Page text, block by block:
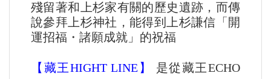
殘留著和上杉家有關的歷史遺跡，而傳
說參拜上杉神社，能得到上杉謙信「開
運招福・諸願成就」的祝福
【藏王HIGHT LINE】
是從藏王ECHO